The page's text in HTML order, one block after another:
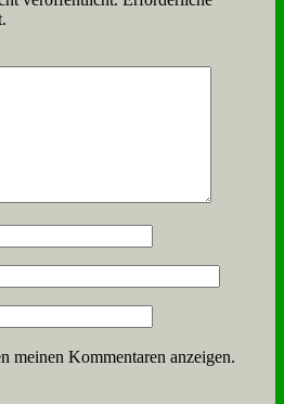
meinen Kommentaren anzeigen.